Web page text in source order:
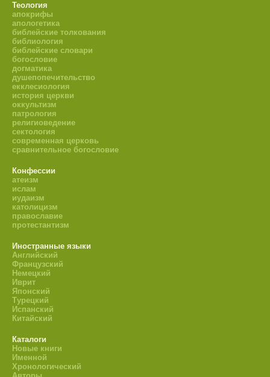
Теология
апокрифы
апологетика
библейские толкования
библиология
библейские словари
богословие
догматика
душепопечительство
екклесиология
история церкви
оккультизм
патрология
религиоведение
сектология
современная церковь
сравнительное богословие
Конфессии
атеизм
ислам
иудаизм
католицизм
православие
протестантизм
Иностранные языки
Английский
Французский
Немецкий
Иврит
Японский
Турецкий
Испанский
Китайский
Каталоги
Новые книги
Именной
Хронологический